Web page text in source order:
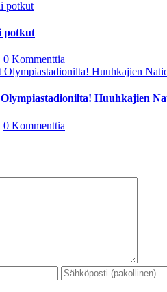
potkut
0 Kommenttia
Huuhkajien
0 Kommenttia